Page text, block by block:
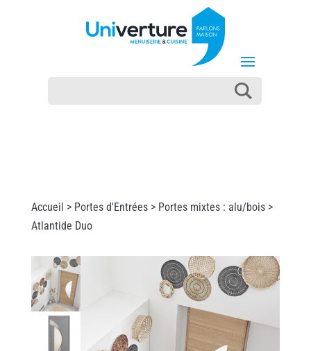
Accueil > Portes d'Entrées> Portes mixtes : alu/bois>
Atlantide Duo